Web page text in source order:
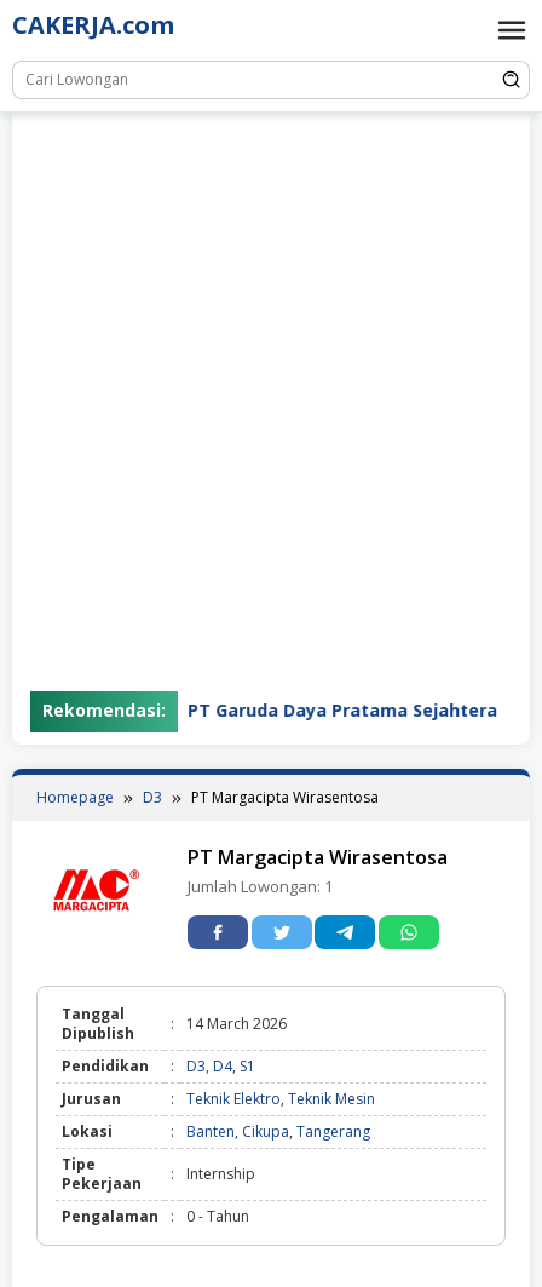
Skip
to
content
CAKERJA.com
Rekomendasi:PT Garuda Daya Pratama Sejahtera
Homepage D3 PT Margacipta Wirasentosa
PT Margacipta Wirasentosa
Jumlah Lowongan: 1
Tanggal
Dipublish
: 14 March 2026
Pendidikan : D3, D4, S1
Jurusan
: Teknik Elektro, Teknik Mesin
Lokasi
: Banten, Cikupa, Tangerang
Tipe
Pekerjaan
: Internship
Pengalaman : 0 - Tahun